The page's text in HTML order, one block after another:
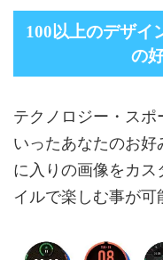
100以上のデザイ
の
テクノロジー・スポ
いったあなたのお
に入りの画像をカス
イルで楽しむ事が可